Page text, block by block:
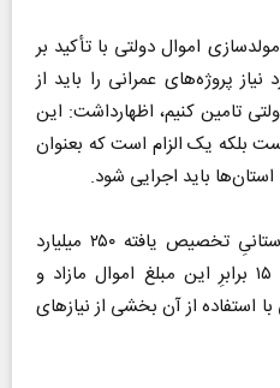
اموال دولتی با تأکید بر
پروژه‌های عمرانی را باید از
تامین کنیم، اظهارداشت: این
بلکه یک الزام است که بعنوان
باید اجرایی شود.
وی افزود: امسال کل بودجه‌ استانیِ تخصیص یافته ۲۵۰ میلیارد
تومان بوده است اما به اندازه ۱۵ برابرِ این مبلغ اموال مازاد و
استفاده از آن بخشی از نیازهای